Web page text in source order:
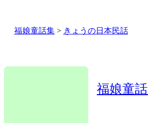
福娘童話集> きょうの日本民話
福娘童